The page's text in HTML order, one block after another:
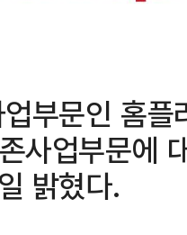
부문인 홈
사업부문에
밝혔다.